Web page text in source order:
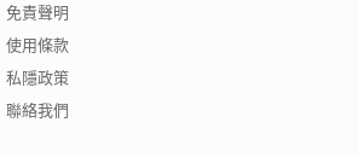
免責聲明
使用條款
私隱政策
聯絡我們